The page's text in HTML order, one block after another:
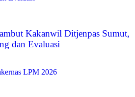
Kakanwil Ditjenpas Sumut,
dan Evaluasi